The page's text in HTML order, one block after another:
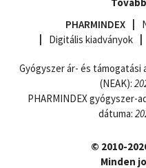
PHARMINDEX
Digitális kiadványok
Gyógyszer ár- és
(NEAK):
PHARMINDEX
dátuma:
© 2010-
Minden